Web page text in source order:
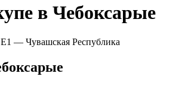
в Чебоксарые
Е1 — Чувашская Республика